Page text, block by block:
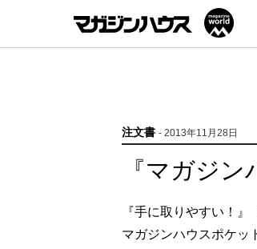
注文書 - 2013年11月28日
『マガジ
『手に取りやすい！
マガジンハウスポケッ